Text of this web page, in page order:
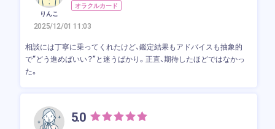
りんこ
オラクルカード
2025/12/01 11:03
相談には丁寧に乗ってくれたけど、鑑定結果もアドバイスも抽象的
で“どう進めばいい？”と迷うばかり。正直、期待したほどではなかっ
た。
5.0